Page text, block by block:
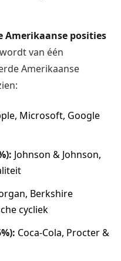
Amerikaanse posities
van één
Amerikaanse
Microsoft, Google
Johnson & Johnson,
Berkshire
cycliek
Coca-Cola, Procter &